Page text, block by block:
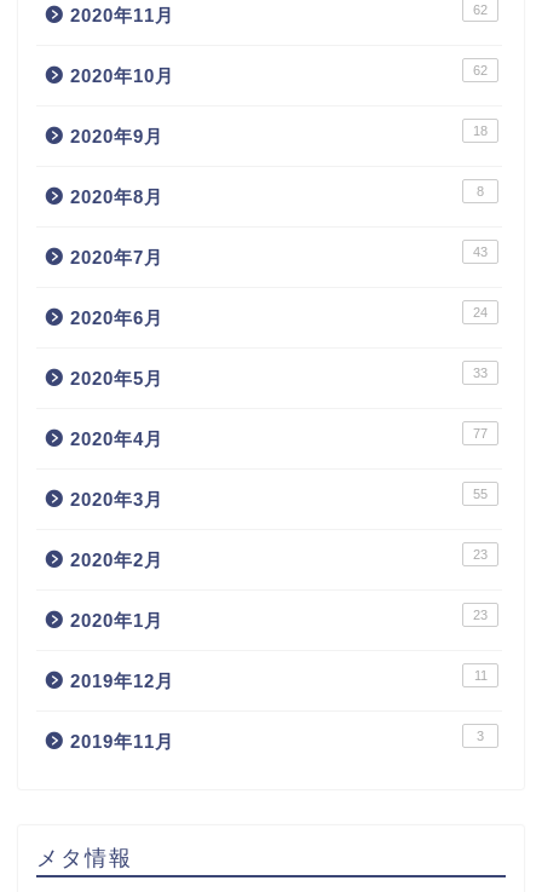
2020年11月 62
2020年10月 62
2020年9月 18
2020年8月 8
2020年7月 43
2020年6月 24
2020年5月 33
2020年4月 77
2020年3月 55
2020年2月 23
2020年1月 23
2019年12月 11
2019年11月 3
メタ情報